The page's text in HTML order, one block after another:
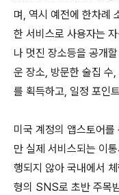
며, 역시 예전에 한차례
한 서비스로 사용자는
나 멋진 장소등을 공개
운 장소, 방문한 술집 수
를 획득하고, 일정 포인
미국 계정의 앱스토어를
만 실제 서비스되는 이
행되지 않아 국내에서
형의 SNS로 초반 주목